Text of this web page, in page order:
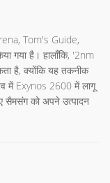
Tom's Guide,
गया है। हालाँकि, '2nm
है, क्योंकि यह तकनीक
में Exynos 2600 में लागू
सैमसंग को अपने उत्पादन